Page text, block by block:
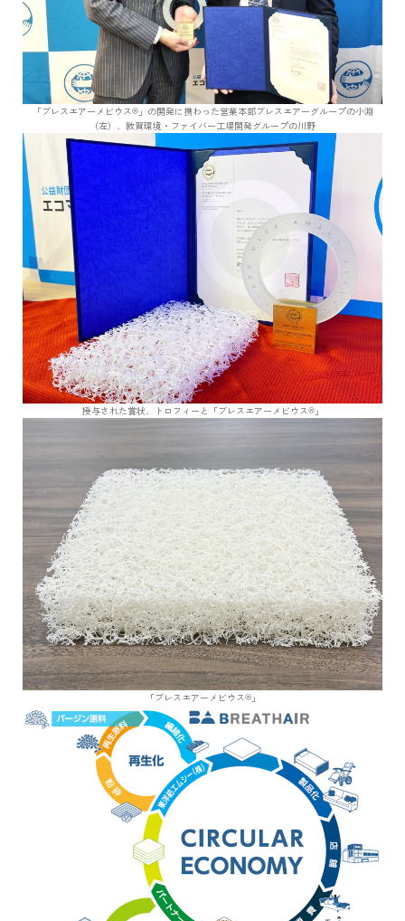
「ブレスエアーメビウス®」の開発に携わった営業本部ブレスエアーグループの小淵
（左）、敦賀環境・ファイバー工場開発グループの川野
授与された賞状、トロフィーと「ブレスエアーメビウス®」
「ブレスエアーメビウス®」